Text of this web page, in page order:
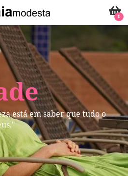
está em saber que tudo o
0